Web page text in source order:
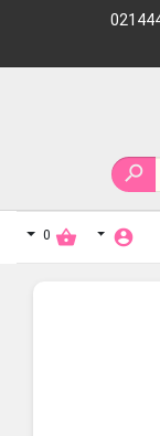

account_circle
shopping_basket
0